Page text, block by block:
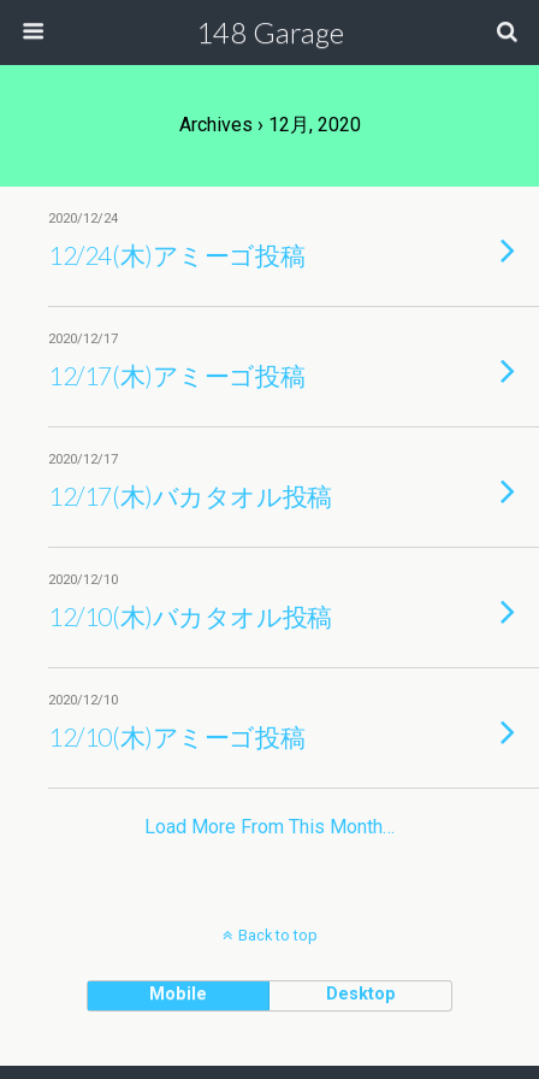
148 Garage
Archives › 12月, 2020
2020/12/24
12/24(木)アミーゴ投稿
2020/12/17
12/17(木)アミーゴ投稿
2020/12/17
12/17(木)バカタオル投稿
2020/12/10
12/10(木)バカタオル投稿
2020/12/10
12/10(木)アミーゴ投稿
Load More From This Month…
Back to top
Mobile Desktop